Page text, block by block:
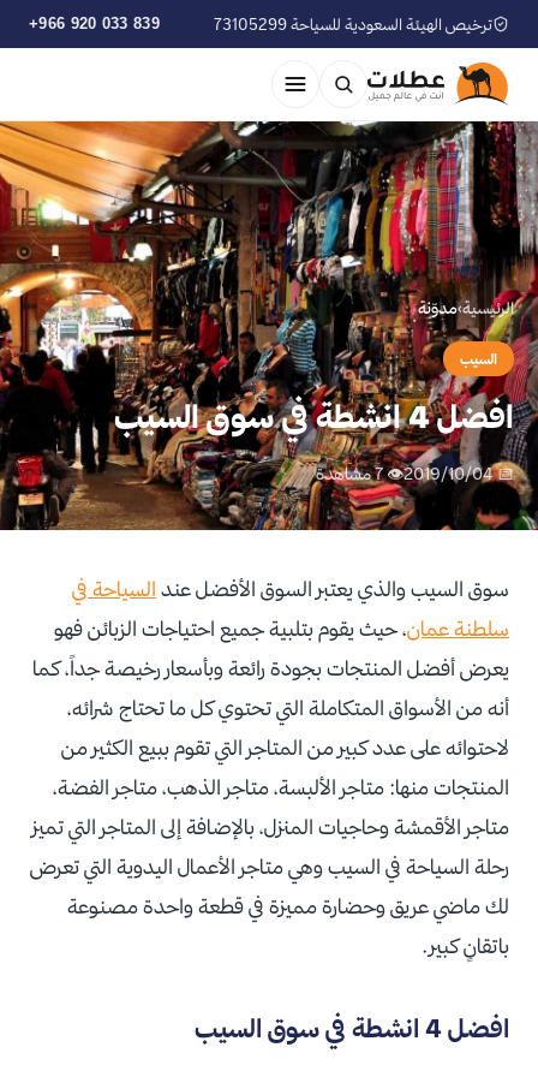
ترخيص الهيئة السعودية للسياحة 73105299 +966 920 033 839
الرئيسية›مدوّنة
السيب
افضل 4 انشطة في سوق السيب
📅 2019/10/04 👁 7 مشاهدة
سوق السيب والذي يعتبر السوق الأفضل عند السياحة في
سلطنة عمان، حيث يقوم بتلبية جميع احتياجات الزبائن فهو
يعرض أفضل المنتجات بجودة رائعة وبأسعار رخيصة جداً، كما
أنه من الأسواق المتكاملة التي تحتوي كل ما تحتاج شرائه،
لاحتوائه على عدد كبير من المتاجر التي تقوم ببيع الكثير من
المنتجات منها: متاجر الألبسة، متاجر الذهب، متاجر الفضة،
متاجر الأقمشة وحاجيات المنزل، بالإضافة إلى المتاجر التي تميز
رحلة السياحة في السيب وهي متاجر الأعمال اليدوية التي تعرض
لك ماضي عريق وحضارة مميزة في قطعة واحدة مصنوعة
باتقانٍ كبير.
افضل 4 انشطة في سوق السيب